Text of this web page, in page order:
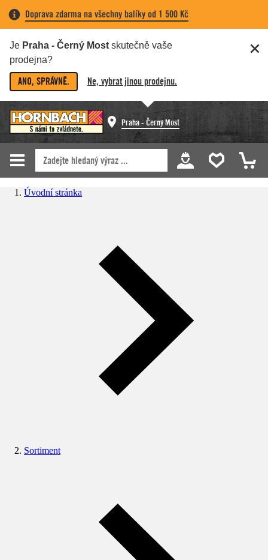
Doprava zdarma na všechny balíky od 1 500 Kč
Je Praha - Černý Most skutečně vaše
prodejna?
ANO, SPRÁVNĚ. Ne, vybrat jinou prodejnu.
Praha - Černý Most
Úvodní stránka
Sortiment